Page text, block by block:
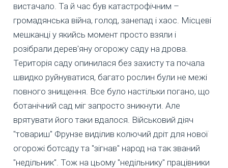
вистачало. Та й час був катастрофічним –
громадянська війна, голод, занепад і хаос. Місцеві
мешканці у якийсь момент просто взяли і
розібрали дерев'яну огорожу саду на дрова.
Територія саду опинилася без захисту та почала
швидко руйнуватися, багато рослин були не межі
повного знищення. Все було настільки погано, що
ботанічний сад міг запросто зникнути. Але
врятувати його таки вдалося. Військовий діяч
"товариш" Фрунзе виділив колючий дріт для нової
огорожі ботсаду та "зігнав" народ на так званий
"недільник". Тож на цьому "недільнику" працівники